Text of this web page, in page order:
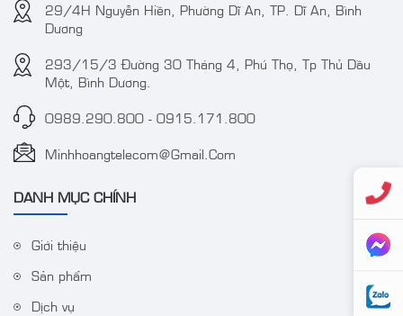
29/4H Nguyễn Hiền, Phường Dĩ An, TP. Dĩ An, Bình
Dương
293/15/3 Đường 30 Tháng 4, Phú Thọ, Tp Thủ Dầu
Một, Bình Dương.
0989.290.800 - 0915.171.800
Minhhoangtelecom@gmail.com
DANH MỤC CHÍNH
Giới thiệu
Sản phẩm
Dịch vụ